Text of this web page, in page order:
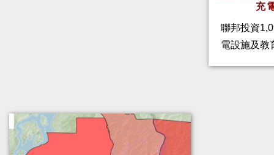
充
聯邦投資
電設施及教